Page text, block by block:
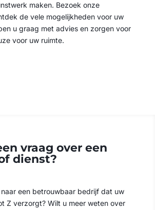
maken. Bezoek onze
de vele mogelijkheden voor uw
u graag met advies en zorgen voor
voor uw ruimte.
vraag over een
dienst?
een betrouwbaar bedrijf dat uw
Z verzorgt? Wilt u meer weten over